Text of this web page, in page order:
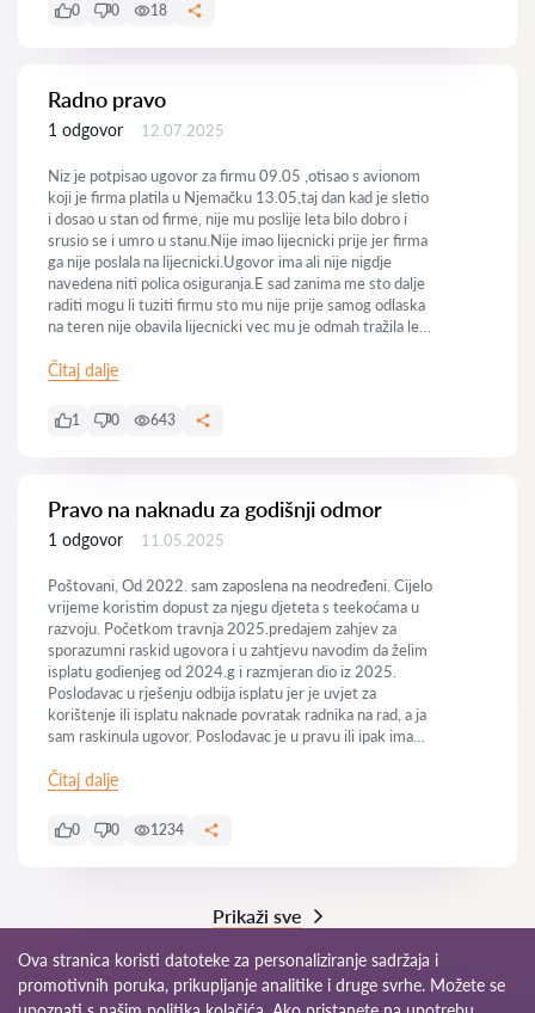
0 0 18
Radno pravo
1 odgovor 12.07.2025
Niz je potpisao ugovor za firmu 09.05 ,otisao s avionom
koji je firma platila u Njemačku 13.05,taj dan kad je sletio
i dosao u stan od firme, nije mu poslije leta bilo dobro i
srusio se i umro u stanu.Nije imao lijecnicki prije jer firma
ga nije poslala na lijecnicki.Ugovor ima ali nije nigdje
navedena niti polica osiguranja.E sad zanima me sto dalje
raditi mogu li tuziti firmu sto mu nije prije samog odlaska
na teren nije obavila lijecnicki vec mu je odmah tražila let
tog leta😥Imam li osnovu na koju ih mogu tuziti .Iako je
za pogreb .Dali je sam propust tog lijecnickig mogao biti
presudan
Čitaj dalje
1 0 643
Pravo na naknadu za godišnji odmor
1 odgovor 11.05.2025
Poštovani, Od 2022. sam zaposlena na neodređeni. Cijelo
vrijeme koristim dopust za njegu djeteta s teekoćama u
razvoju. Početkom travnja 2025.predajem zahjev za
sporazumni raskid ugovora i u zahtjevu navodim da želim
isplatu godienjeg od 2024.g i razmjeran dio iz 2025.
Poslodavac u rješenju odbija isplatu jer je uvjet za
korištenje ili isplatu naknade povratak radnika na rad, a ja
sam raskinula ugovor. Poslodavac je u pravu ili ipak imam
Čitaj dalje
0 0 1234
Prikaži sve
Ova stranica koristi datoteke za personaliziranje sadržaja i
promotivnih poruka, prikupljanje analitike i druge svrhe. Možete se